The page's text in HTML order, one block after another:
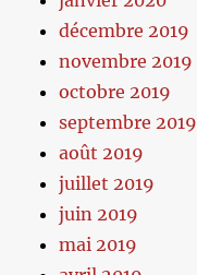
décembre 2019
novembre 2019
octobre 2019
septembre 2019
août 2019
juillet 2019
juin 2019
mai 2019